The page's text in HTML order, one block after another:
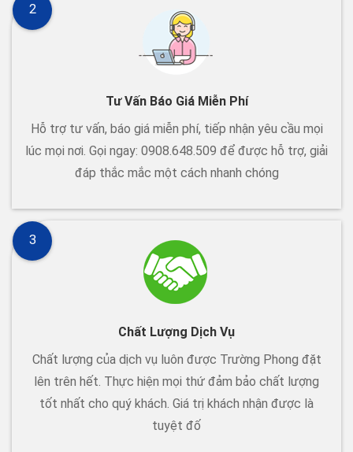
Tư Vấn Báo Giá Miễn Phí
Hỗ trợ tư vấn, báo giá miễn phí, tiếp nhận yêu cầu mọi
lúc mọi nơi. Gọi ngay: 0908.648.509 để được hỗ trợ, giải
đáp thắc mắc một cách nhanh chóng
2
Chất Lượng Dịch Vụ
Chất lượng của dịch vụ luôn được Trường Phong đặt
lên trên hết. Thực hiện mọi thứ đảm bảo chất lượng
tốt nhất cho quý khách. Giá trị khách nhận được là
tuyệt đố
3